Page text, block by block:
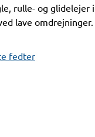
fedter
rulle- og glidelejer i
lave omdrejninger.